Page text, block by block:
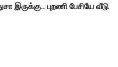
இருக்கு.. புறணி பேசியே வீடு